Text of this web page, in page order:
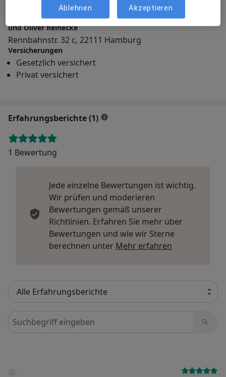
HNO Gem.Praxis Horn Dres. Dirk Heinrich Claudia Reeh
und Oliver Reinecke
Rennbahnstr. 32 c, 22111 Hamburg
Versicherungen
Gesetzlich versichert
Privat versichert
Erfahrungsberichte (1)
1 Bewertung
Jede einzelne Bewertungen ist wichtig.
Wir prüfen und moderieren
Bewertungen gemäß unserer
Richtlinien. Erfahren Sie mehr über
Bewertungen und wie wir Sterne
berechnen unter Mehr erfahren
Bewertungen durchsuchen
Ablehnen Akzeptieren